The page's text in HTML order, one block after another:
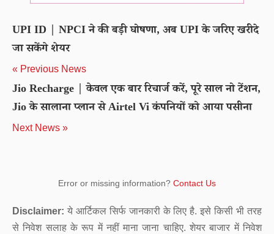
UPI ID | NPCI ने की बड़ी घोषणा, अब UPI के जरिए खरीदे
जा सकेंगे शेयर
« Previous News
Jio Recharge | केवल एक बार रिचार्ज करें, पूरे साल नो टेंशन,
Jio के सालाना प्लान से Airtel Vi कंपनियों को आया पसीना
Next News »
Error or missing information? Contact Us
Disclaimer: ये आर्टिकल सिर्फ जानकारी के लिए है. इसे किसी भी तरह
से निवेश सलाह के रूप में नहीं माना जाना चाहिए. शेयर बाजार में निवेश